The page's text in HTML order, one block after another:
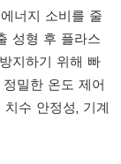
너지 소비를 줄
성형 후 플라스
지하기 위해 빠
밀한 온도 제어
수 안정성, 기계